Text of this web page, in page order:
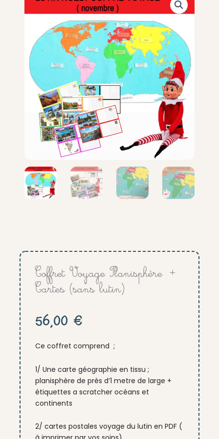
Coffret Voyage Planisphère +
Cartes (sans lutin)
56,00 €
Ce coffret comprend ;
1/ Une carte géographie en tissu ;
planisphère de près d’1 metre de large +
étiquettes a scratcher océans et
continents
2/ cartes postales voyage du lutin en PDF (